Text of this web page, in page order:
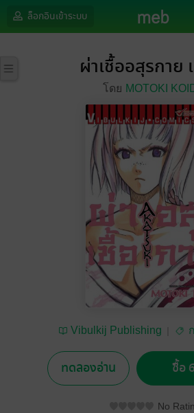
ล็อกอินเข้าระบบ
ผ่าเชื้ออสุรกาย
โดย MOTOKI
Vibulkij Publishing
ทดลองอ่าน ซื้อ
No